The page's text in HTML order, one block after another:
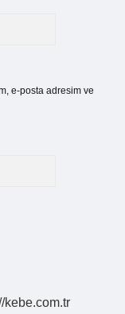
e-posta adresim ve
kebe.com.tr